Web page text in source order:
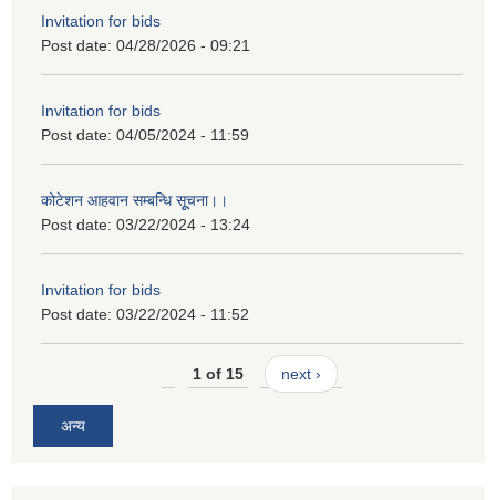
Invitation for bids
Post date: 04/28/2026 - 09:21
Invitation for bids
Post date: 04/05/2024 - 11:59
कोटेशन आहवान सम्बन्धि सूूचना।।
Post date: 03/22/2024 - 13:24
Invitation for bids
Post date: 03/22/2024 - 11:52
1 of 15 next ›
अन्य